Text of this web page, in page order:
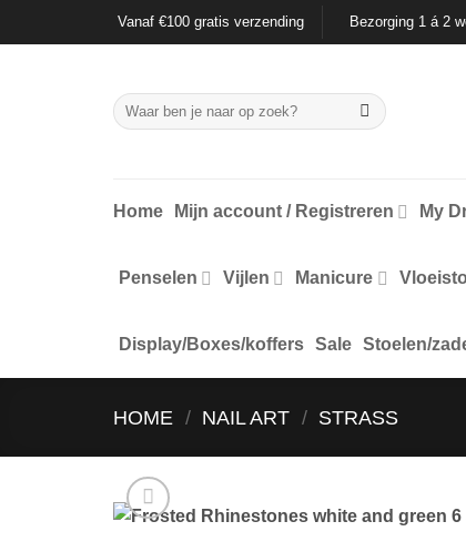
naar
Vanaf €100 gratis verzending Bezorging 1 á 2
Zoeken
naar:
Home Mijn account / Registreren My
Penselen Vijlen Manicure
Display/Boxes/koffers Sale Stoelen/
HOME / NAIL ART / STRASS